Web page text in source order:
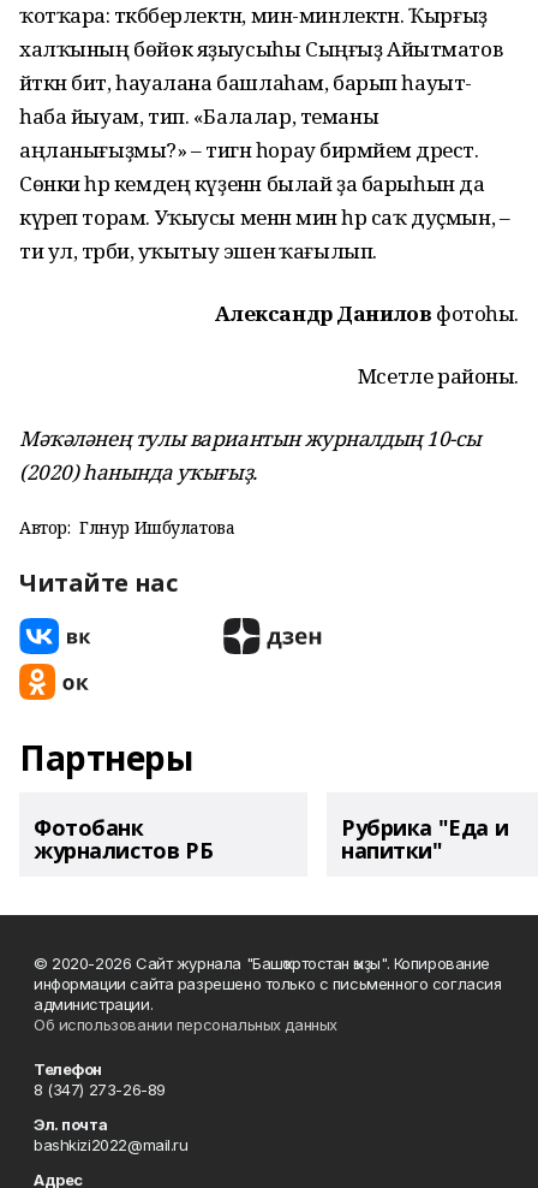
ҡотҡара: тәкәбберлектән, мин-минлектән. Ҡырғыҙ
халҡының бөйөк яҙыусыһы Сыңғыҙ Айытматов
әйткән бит, һауалана башлаһам, барып һауыт-
һаба йыуам, тип. «Балалар, теманы
аңланығыҙмы?» – тигән һорау бирмәйем дәрестә.
Сөнки һәр кемдең күҙенән былай ҙа барыһын да
күреп торам. Уҡыусы менән мин һәр саҡ дуҫмын, –
ти ул, тәрбиә, уҡытыу эшенә ҡағылып.
Александр Данилов фотоһы.
Мәсетле районы.
Мәҡәләнең тулы вариантын журналдың 10-сы
(2020) һанында уҡығыҙ.
Автор: Гөлнур Ишбулатова
Читайте нас
Партнеры
Фотобанк
журналистов РБ
Рубрика "Еда и
напитки"
© 2020-2026 Сайт журнала "Башҡортостан ҡыҙы". Копирование
информации сайта разрешено только с письменного согласия
администрации.
Об использовании персональных данных
Телефон
8 (347) 273-26-89
Эл. почта
bashkizi2022@mail.ru
Адрес